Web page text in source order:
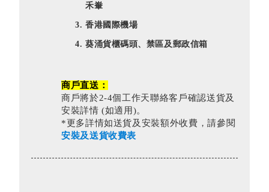
禾輋
香港國際機場
葵涌貨櫃碼頭、禁區及郵政信箱
商戶直送：
商戶將於2-4個工作天聯絡客戶確認送貨及
安裝詳情 (如適用)。
*更多詳情如送貨及安裝額外收費，請參閱
安裝及送貨收費表